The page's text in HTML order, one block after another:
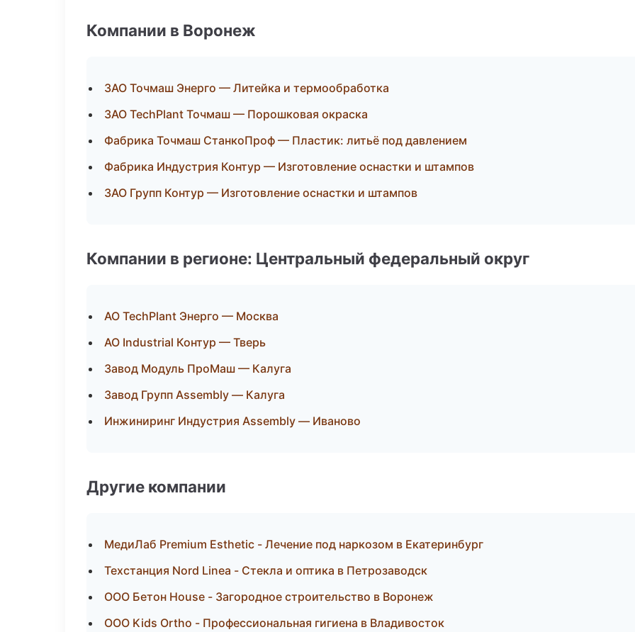
Компании в Воронеж
ЗАО Точмаш Энерго — Литейка и термообработка
ЗАО TechPlant Точмаш — Порошковая окраска
Фабрика Точмаш СтанкоПроф — Пластик: литьё под давлением
Фабрика Индустрия Контур — Изготовление оснастки и штампов
ЗАО Групп Контур — Изготовление оснастки и штампов
Компании в регионе: Центральный федеральный округ
АО TechPlant Энерго — Москва
АО Industrial Контур — Тверь
Завод Модуль ПроМаш — Калуга
Завод Групп Assembly — Калуга
Инжиниринг Индустрия Assembly — Иваново
Другие компании
МедиЛаб Premium Esthetic - Лечение под наркозом в Екатеринбург
Техстанция Nord Linea - Стекла и оптика в Петрозаводск
ООО Бетон House - Загородное строительство в Воронеж
ООО Kids Ortho - Профессиональная гигиена в Владивосток